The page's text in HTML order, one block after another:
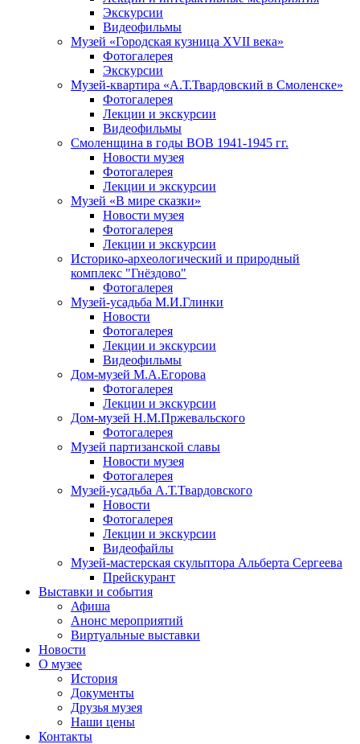
Экскурсии
Видеофильмы
Музей «Городская кузница XVII века»
Фотогалерея
Экскурсии
Музей-квартира «А.Т.Твардовский в Смоленске»
Фотогалерея
Лекции и экскурсии
Видеофильмы
Смоленщина в годы ВОВ 1941-1945 гг.
Новости музея
Фотогалерея
Лекции и экскурсии
Музей «В мире сказки»
Новости музея
Фотогалерея
Лекции и экскурсии
Историко-археологический и природный
комплекс "Гнёздово"
Фотогалерея
Музей-усадьба М.И.Глинки
Новости
Фотогалерея
Лекции и экскурсии
Видеофильмы
Дом-музей М.А.Егорова
Фотогалерея
Лекции и экскурсии
Дом-музей Н.М.Пржевальского
Фотогалерея
Музей партизанской славы
Новости музея
Фотогалерея
Музей-усадьба А.Т.Твардовского
Новости
Фотогалерея
Лекции и экскурсии
Видеофайлы
Музей-мастерская скульптора Альберта Сергеева
Прейскурант
Выставки и события
Афиша
Анонс мероприятий
Виртуальные выставки
Новости
О музее
История
Документы
Друзья музея
Наши цены
Контакты